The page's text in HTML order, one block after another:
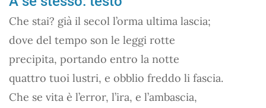
Che stai? già il secol l’orma ultima lascia;
dove del tempo son le leggi rotte
precipita, portando entro la notte
quattro tuoi lustri, e obblio freddo li fascia.
Che se vita è l’error, l’ira, e l’ambascia,